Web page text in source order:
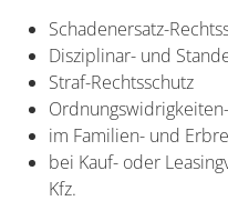
Schadenersatz-
Disziplinar- und
Straf-Rechtsschutz
im Familien- und
bei Kauf- oder
Kfz.